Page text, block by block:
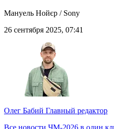
Мануель Нойєр / Sony
26 сентября 2025, 07:41
Олег Бабий Главный редактор